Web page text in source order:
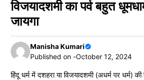
विजयादशमी का पर्व बहुत
जायगा
Manisha Kumari
Published on -October 12, 2024
हिंदू धर्म में दशहरा या विजयादशमी (अधर्म पर धर्म)